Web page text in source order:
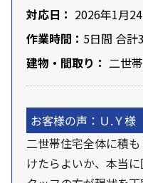
対応日： 2026年1月
作業時間： 5日間 合計
建物・間取り： 二世
お客様の声：Ｕ.Ｙ様
二世帯住宅全体に積
けたらよいか、本当